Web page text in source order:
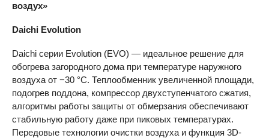
воздух»
Daichi Evolution
Daichi серии Evolution (EVO) — идеальное решение для
обогрева загородного дома при температуре наружного
воздуха от −30 °C. Теплообменник увеличенной площади,
подогрев поддона, компрессор двухступенчатого сжатия,
алгоритмы работы защиты от обмерзания обеспечивают
стабильную работу даже при пиковых температурах.
Передовые технологии очистки воздуха и функция 3D-